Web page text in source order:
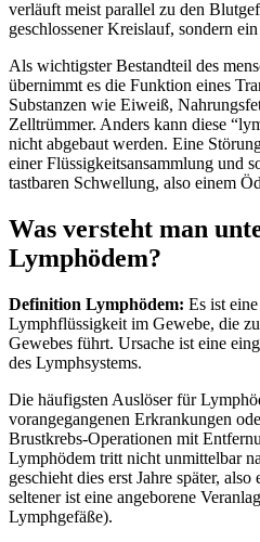
verläuft meist parallel zu den
geschlossener Kreislauf, sondern
Als wichtigster Bestandteil des
übernimmt es die Funktion eines
Substanzen wie Eiweiß,
Zelltrümmer. Anders kann diese
nicht abgebaut werden. Eine
einer Flüssigkeitsansammlung und
tastbaren Schwellung, also einem
Was versteht man
Lymphödem?
Definition Lymphödem: Es ist
Lymphflüssigkeit im Gewebe, die
Gewebes führt. Ursache ist eine
des Lymphsystems.
Die häufigsten Auslöser für
vorangegangenen Erkrankungen
Brustkrebs-Operationen mit
Lymphödem tritt nicht unmittelbar
geschieht dies erst Jahre später,
seltener ist eine angeborene
Lymphgefäße).